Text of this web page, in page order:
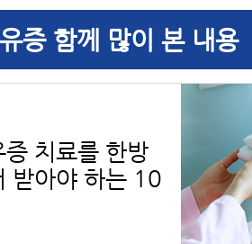
증 함께 많이 본 내용
치료를 한방
받아야 하는 10